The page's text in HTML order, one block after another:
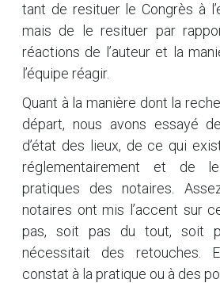
tant de resituer le Congrès à
mais de le resituer par
réactions de l’auteur et la
l’équipe réagir.
Quant à la manière dont la
départ, nous avons essayé
d’état des lieux, de ce qui
réglementairement et de
pratiques des notaires.
notaires ont mis l’accent sur
pas, soit pas du tout, soit
nécessitait des retouches.
constat à la pratique ou à des